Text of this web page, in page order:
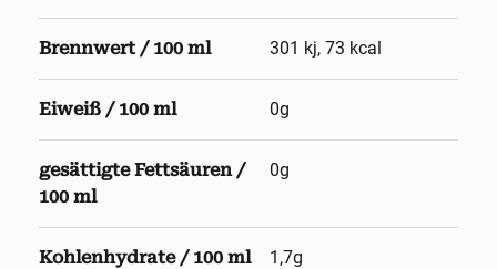
Brennwert / 100 ml 301 kj, 73 kcal
Eiweiß / 100 ml 0g
gesättigte Fettsäuren /
100 ml
0g
Kohlenhydrate / 100 ml 1,7g